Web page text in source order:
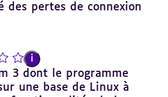
des pertes de connexion
5 i
3 dont le programme
une base de Linux à